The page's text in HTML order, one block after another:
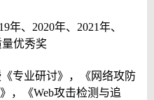
年、2020年、2021年、
量优秀奖
专业研讨》，《网络攻防
，《Web攻击检测与追